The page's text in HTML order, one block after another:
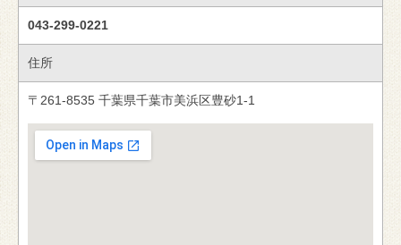
043-299-0221
住所
〒261-8535 千葉県千葉市美浜区豊砂1-1